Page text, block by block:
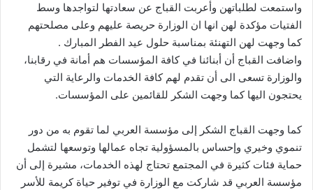
واستمعت لطلباتهن وأعربت القباج عن سعادتها لتواجدها وسط
الفتيات مؤكدة لهن انها ان الوزارة حريصة عليهم وعلى مصلحتهم
كما وجهت لهن التهنئة بمناسبة حلول عيد الفطر المبارك .
واضافت القباج أن أبنائنا في كافة المؤسسات هم أمانة في رقابنا،
والوزارة تسعى الى أن تقدم لهم كافة الخدمات والرعاية التي
يحتجون اليها كما وجهت الشكر للقائمين على المؤسسات.
كما وجهت القباج الشكر إلى مؤسسة العربي لما تقوم به من دور
تنموي وخيري وإحساس بالمسؤولية تجاه عمالها وتوسعها لتشمل
حماية فئات كثيرة في المجتمع تحتاج لهذه الخدمات، مشيرة إلى أن
مؤسسة العربي قد شاركت مع الوزارة في توفير حياة كريمة للأسر